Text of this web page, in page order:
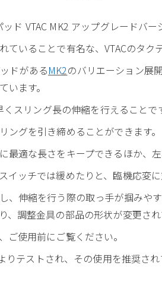
ド VTAC MK2 アップグレードバー
いることで有名な、VTACのタク
ドがあるMK2のバリエーション展
ます。
スリング長の伸縮を行えることで
グを引き締めることができます。
適な長さをキープできるほか、左
ッチでは緩めたりと、臨機応変に
伸縮を行う際の取っ手が掴みやす
調整金具の部品の形状が変更され
使用前にご覧ください。
テストされ、その使用を推奨され